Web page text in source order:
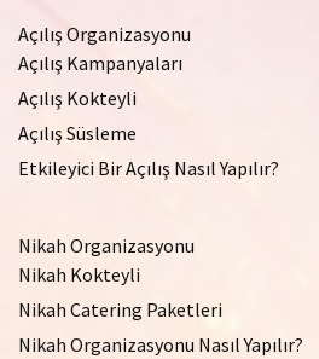
Açılış Organizasyonu
Açılış Kampanyaları
Açılış Kokteyli
Açılış Süsleme
Etkileyici Bir Açılış Nasıl Yapılır?
Nikah Organizasyonu
Nikah Kokteyli
Nikah Catering Paketleri
Nikah Organizasyonu Nasıl Yapılır?